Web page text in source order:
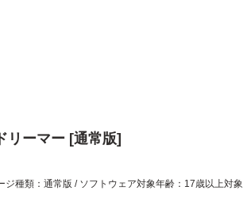
リーマー [通常版]
種類：通常版 / ソフトウェア対象年齢：17歳以上対象